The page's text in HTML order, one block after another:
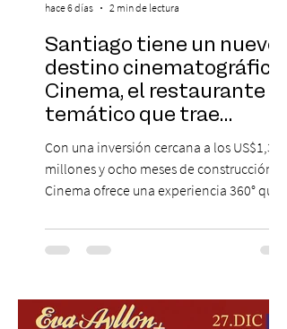
Santiago tiene un nuevo
destino cinematográfico:
Cinema, el restaurante
temático que trae
Hollywood a Chile
Con una inversión cercana a los US$1,3
millones y ocho meses de construcción,
Cinema ofrece una experiencia 360° que
cinematográfica y actores en vivo,
recreando algunos de los universos más
una nueva atracción a su oferta
gastronómica y turística con la apertura de
hace 6 días 2 min de lectura